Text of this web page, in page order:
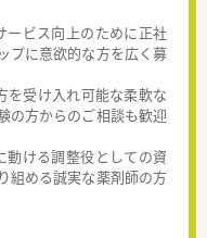
ビス向上のために正社
プに意欲的な方を広く募
受け入れ可能な柔軟な
の方からのご相談も歓迎
ける調整役としての資
組める誠実な薬剤師の方